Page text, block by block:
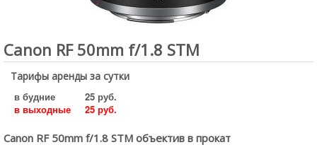
Canon RF 50mm f/1.8 STM
Тарифы аренды за сутки
в будние
25 руб.
в выходные
25 руб.
Canon RF 50mm f/1.8 STM объектив в прокат